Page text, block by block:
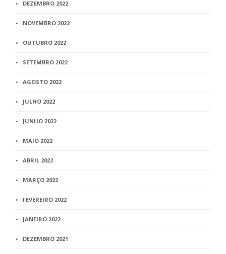
DEZEMBRO 2022
NOVEMBRO 2022
OUTUBRO 2022
SETEMBRO 2022
AGOSTO 2022
JULHO 2022
JUNHO 2022
MAIO 2022
ABRIL 2022
MARÇO 2022
FEVEREIRO 2022
JANEIRO 2022
DEZEMBRO 2021